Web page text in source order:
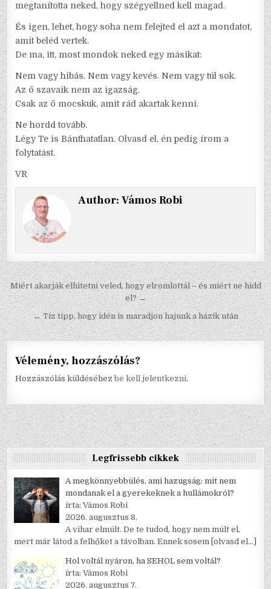
megtanította neked, hogy szégyellned kell magad.
És igen, lehet, hogy soha nem felejted el azt a mondatot,
amit beléd vertek.
De ma, itt, most mondok neked egy másikat:
Nem vagy hibás. Nem vagy kevés. Nem vagy túl sok.
Az ő szavaik nem az igazság.
Csak az ő mocskuk, amit rád akartak kenni.
Ne hordd tovább.
Légy Te is Bánthatatlan. Olvasd el, én pedig írom a
folytatást.
VR
Author:Vámos Robi
Bejegyzés
navigáció
Miért akarják elhitetni veled, hogy elromlottál – és miért ne hidd
el? →
← Tíz tipp, hogy idén is maradjon hajunk a házik után
Vélemény, hozzászólás?
Hozzászólás küldéséhezbe kell jelentkezni.
Legfrissebb cikkek
A megkönnyebbülés, ami hazugság: mit nem
mondanak el a gyerekeknek a hullámokról?
írta: Vámos Robi
2026. augusztus 8.
A vihar elmúlt. De te tudod, hogy nem múlt el,
mert már látod a felhőket a távolban. Ennek sosem [olvasd el…]
Hol voltál nyáron, ha SEHOL sem voltál?
írta: Vámos Robi
2026. augusztus 7.